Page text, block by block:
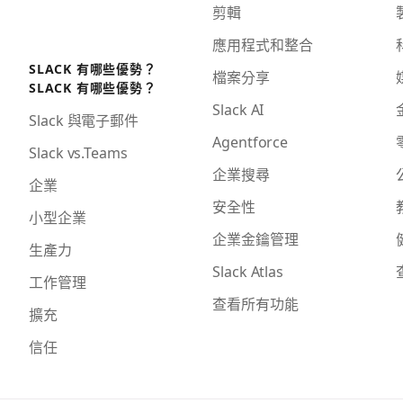
SLACK 有哪些優勢？
SLACK 有哪些優勢？
Slack 與電子郵件
Slack vs.Teams
企業
小型企業
生產力
工作管理
擴充
信任
剪輯
應用程式和整合
檔案分享
Slack AI
Agentforce
企業搜尋
安全性
企業金鑰管理
Slack Atlas
查看所有功能